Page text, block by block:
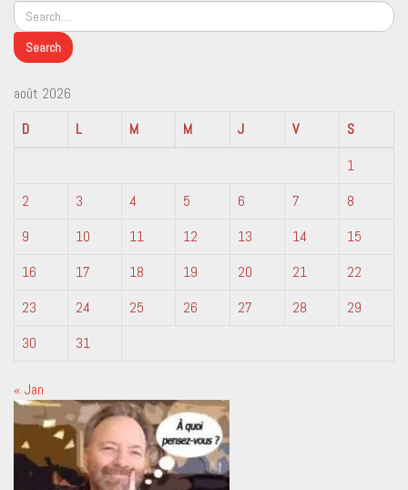
août 2026
D
L M M J V
S
1
2
3 4 5 6 7
8
9
10 11 12 13 14
15
16
17 18 19 20 21
22
23
24 25 26 27 28
29
30
31
« Jan